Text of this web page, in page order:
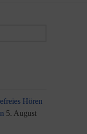
Hören
5. August